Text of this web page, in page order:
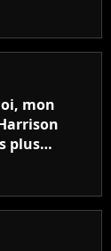
mon
plus
les temps